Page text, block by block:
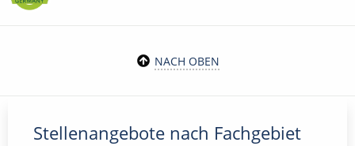
NACH OBEN
Stellenangebote nach Fachgebiet